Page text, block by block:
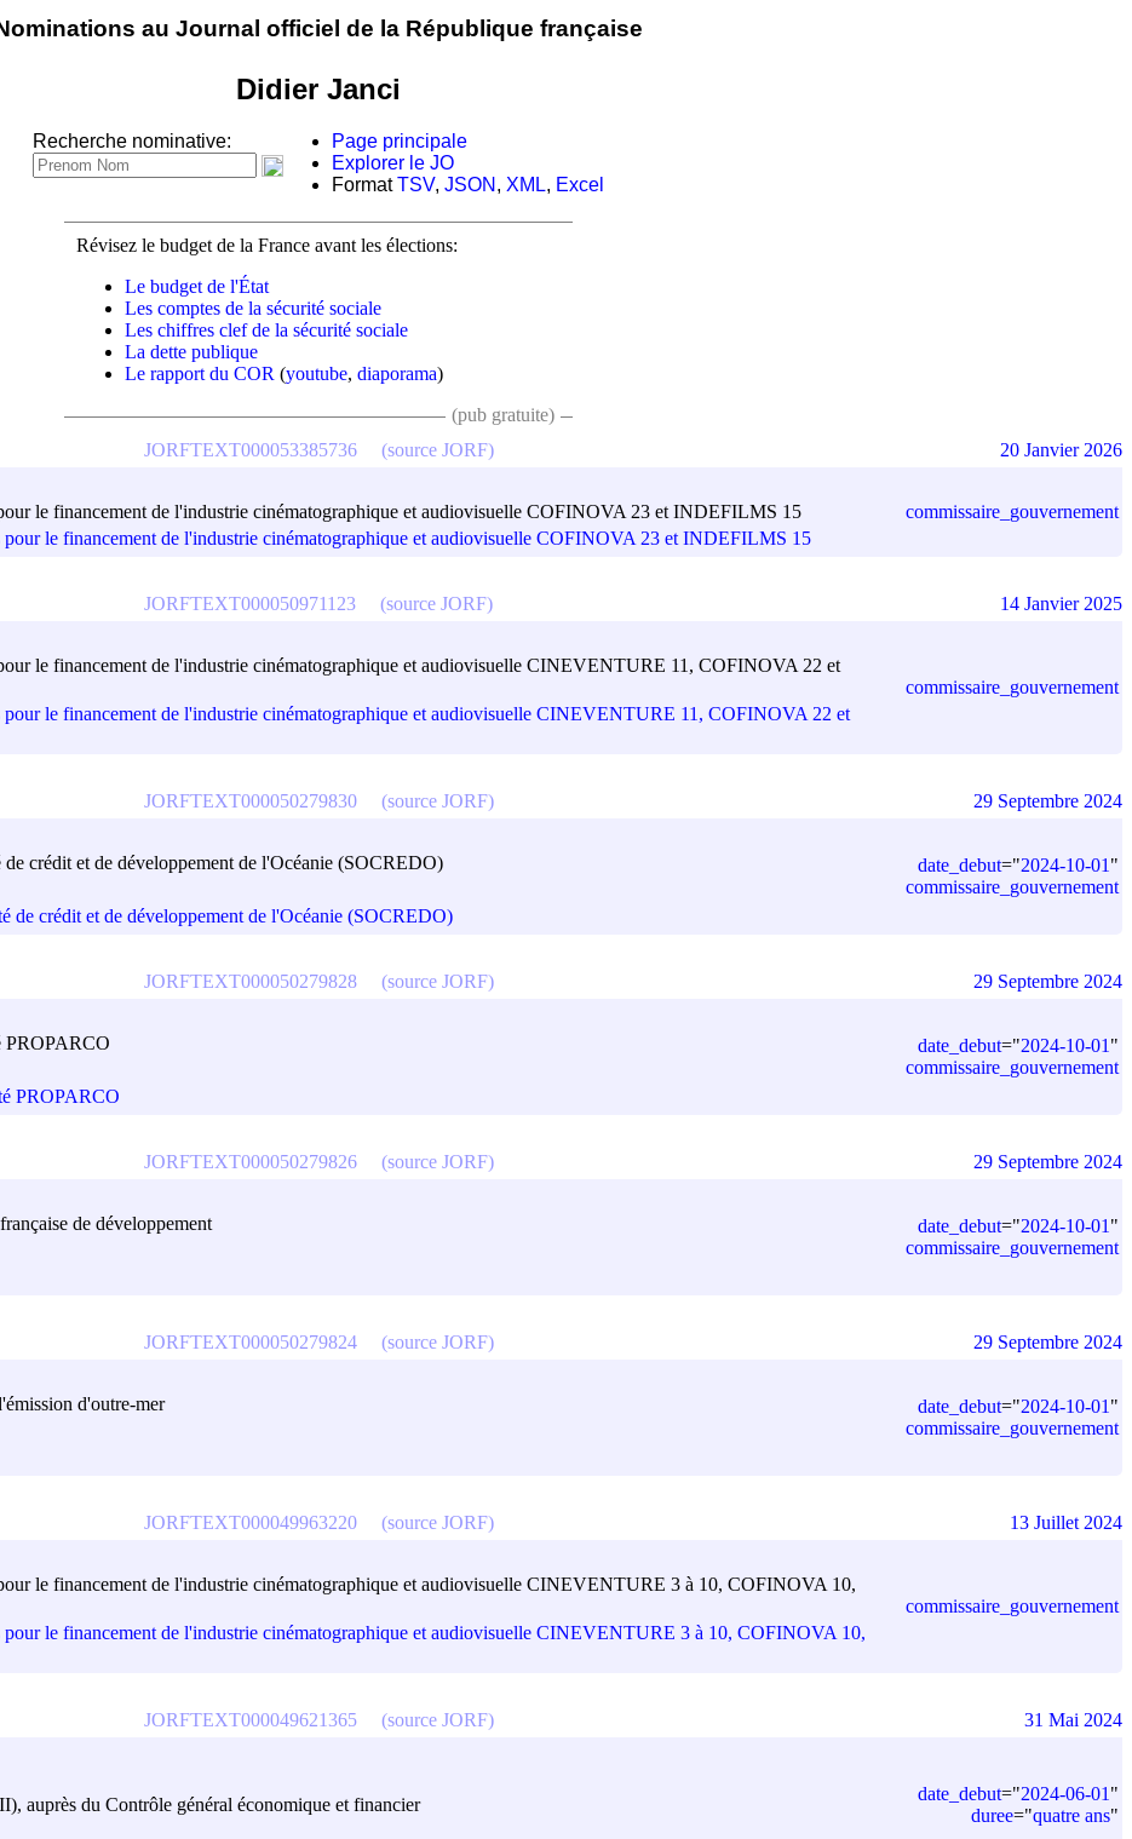
au Journal officiel de la République française
Didier Janci
Recherche nominative:
Page principale
Explorer le JO
FormatTSV, JSON , XML, Excel
Révisez le budget de la France avant les élections:
Le budget de l'État
Les comptes de la sécurité sociale
Les chiffres clef de la sécurité sociale
La dette publique
Le rapport du COR (youtube, diaporama)
(pub gratuite)
le financement de l'industrie cinématographique et audiovisuelle COFINOVA 23 et INDEFILMS 15
pour le financement de l'industrie cinématographique et audiovisuelle COFINOVA 23 et INDEFILMS 15
commissaire_gouvernement
JORFTEXT000053385736 (source JORF) 20 Janvier 2026
le financement de l'industrie cinématographique et audiovisuelle CINEVENTURE 11, COFINOVA 22 et
pour le financement de l'industrie cinématographique et audiovisuelle CINEVENTURE 11, COFINOVA 22 et
commissaire_gouvernement
JORFTEXT000050971123 (source JORF) 14 Janvier 2025
crédit et de développement de l'Océanie (SOCREDO)
de crédit et de développement de l'Océanie (SOCREDO)
date_debut="2024-10-01 "
commissaire_gouvernement
JORFTEXT000050279830 (source JORF) 29 Septembre 2024
PROPARCO
PROPARCO
date_debut="2024-10-01 "
commissaire_gouvernement
JORFTEXT000050279828 (source JORF) 29 Septembre 2024
de développement
date_debut="2024-10-01 "
commissaire_gouvernement
JORFTEXT000050279826 (source JORF) 29 Septembre 2024
d'outre-mer
date_debut="2024-10-01 "
commissaire_gouvernement
JORFTEXT000050279824 (source JORF) 29 Septembre 2024
le financement de l'industrie cinématographique et audiovisuelle CINEVENTURE 3 à 10, COFINOVA 10,
pour le financement de l'industrie cinématographique et audiovisuelle CINEVENTURE 3 à 10, COFINOVA 10,
commissaire_gouvernement
JORFTEXT000049963220 (source JORF) 13 Juillet 2024
auprès du Contrôle général économique et financier
date_debut="2024-06-01 "
duree="quatre ans"
JORFTEXT000049621365 (source JORF) 31 Mai 2024